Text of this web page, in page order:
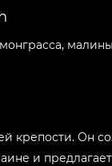
крепости. Он
и